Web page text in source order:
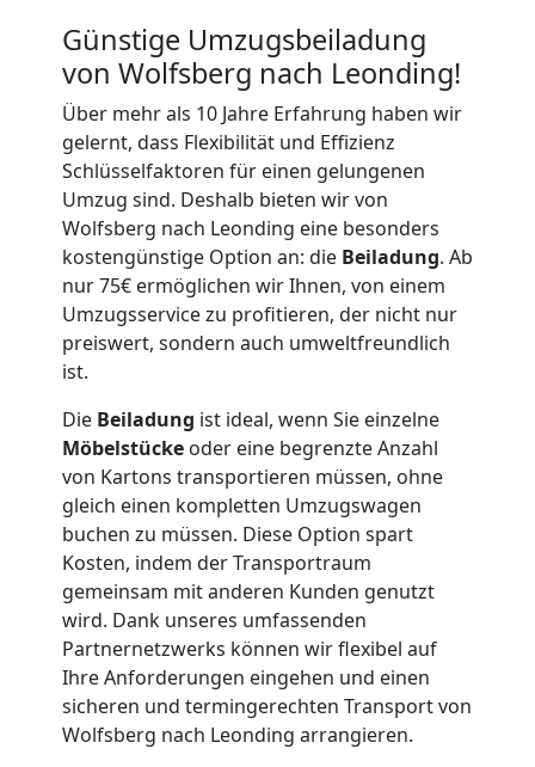
Günstige Umzugsbeiladung
von Wolfsberg nach Leonding!
Über mehr als 10 Jahre Erfahrung haben wir
gelernt, dass Flexibilität und Effizienz
Schlüsselfaktoren für einen gelungenen
Umzug sind. Deshalb bieten wir von
Wolfsberg nach Leonding eine besonders
kostengünstige Option an: die Beiladung. Ab
nur 75€ ermöglichen wir Ihnen, von einem
Umzugsservice zu profitieren, der nicht nur
preiswert, sondern auch umweltfreundlich
ist.
Die Beiladung ist ideal, wenn Sie einzelne
Möbelstücke oder eine begrenzte Anzahl
von Kartons transportieren müssen, ohne
gleich einen kompletten Umzugswagen
buchen zu müssen. Diese Option spart
Kosten, indem der Transportraum
gemeinsam mit anderen Kunden genutzt
wird. Dank unseres umfassenden
Partnernetzwerks können wir flexibel auf
Ihre Anforderungen eingehen und einen
sicheren und termingerechten Transport von
Wolfsberg nach Leonding arrangieren.
LKW
Möbellift
Wolfsberg
Übersiedlung
Wolfsberg
Klaviertransport
Wolfsberg
Privatumzug
Wolfsberg
Tresortransport